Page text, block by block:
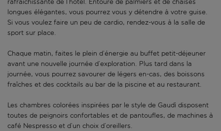
rafraîchissante de l’hôtel. Entouré de palmiers et de chaises
longues élégantes, vous pourrez vous y détendre à votre guise.
Si vous voulez faire un peu de cardio, rendez-vous à la salle de
sport sur place.
Chaque matin, faites le plein d’énergie au buffet petit-déjeuner
avant une nouvelle journée d’exploration. Plus tard dans la
journée, vous pourrez savourer de légers en-cas, des boissons
fraîches et des cocktails au bar de la piscine et au restaurant.
Les chambres colorées inspirées par le style de Gaudì disposent
toutes de peignoirs confortables et de pantoufles, de machines à
café Nespresso et d’un choix d’oreillers.